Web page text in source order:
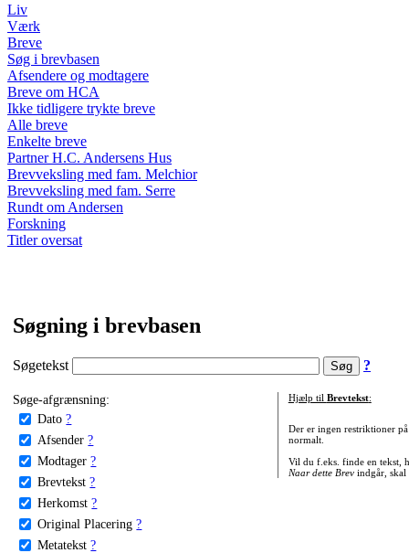
Liv
Værk
Breve
Søg i brevbasen
Afsendere og modtagere
Breve om HCA
Ikke tidligere trykte breve
Alle breve
Enkelte breve
Partner H.C. Andersens Hus
Brevveksling med fam. Melchior
Brevveksling med fam. Serre
Rundt om Andersen
Forskning
Titler oversat
Søgning i brevbasen
Søgetekst ?
Søge-afgrænsning:
Dato ?
Afsender ?
Modtager ?
Brevtekst ?
Herkomst ?
Original Placering ?
Metatekst ?
Hjælp til Brevtekst:
Der er ingen restriktioner
normalt.
Vil du f.eks. finde en tekst,
Naar dette Brevindgår, skal